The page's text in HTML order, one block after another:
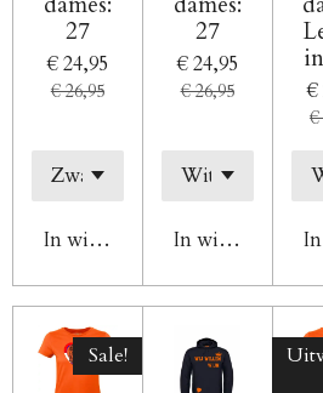
27
€ 24,95
€ 26,95
In winkelwagen
27
€ 24,95
€ 26,95
In winkelwagen
€
€
Sale!